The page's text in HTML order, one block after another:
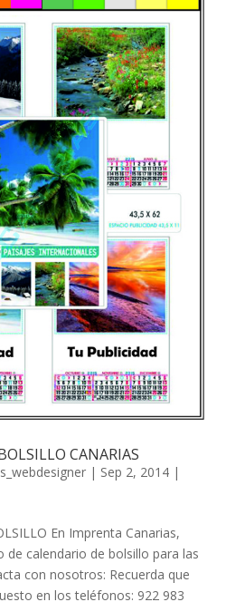
CANARIAS
| Sep 2, 2014|
En Imprenta Canarias,
calendario de bolsillo para las
con nosotros: Recuerda que
en los teléfonos: 922 983